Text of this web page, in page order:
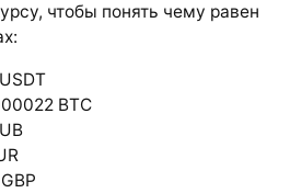
чтобы понять чему равен
BTC